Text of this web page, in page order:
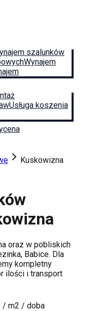
szalunków
Wynajem
Usługa koszenia
Kuskowizna
oraz w pobliskich
Babice. Dla
kompletny
ilości i transport
/ m2 / doba